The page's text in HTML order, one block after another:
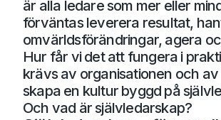
är alla ledare som mer eller
förväntas leverera resultat,
omvärldsförändringar, agera
Hur får vi det att fungera i
krävs av organisationen och
skapa en kultur byggd på
Och vad är självledarskap?